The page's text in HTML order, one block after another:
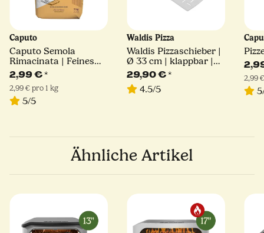
Caputo
Caputo Semola
Rimacinata | Feines
Hartweizengrieß | 1kg
2,99 €*
2,99 € pro 1 kg
5/5
Waldis Pizza
Waldis Pizzaschieber |
Ø 33 cm | klappbar |
Linie Basic
29,90 €*
4.5/5
2,99
Ähnliche Artikel